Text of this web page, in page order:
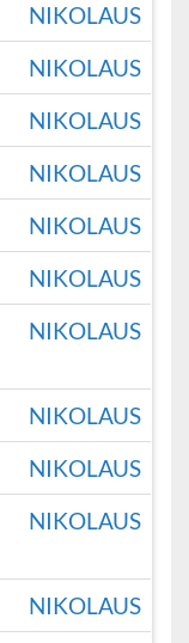
NIKOLAUS
NIKOLAUS
NIKOLAUS
NIKOLAUS
NIKOLAUS
NIKOLAUS
NIKOLAUS
NIKOLAUS
NIKOLAUS
NIKOLAUS
NIKOLAUS